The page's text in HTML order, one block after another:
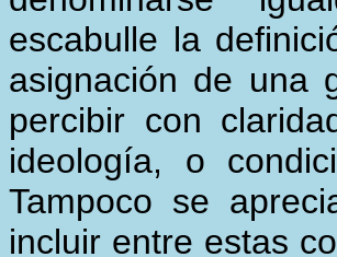
escabulle la
asignación de una
percibir con
ideología, o
Tampoco se
incluir entre estas